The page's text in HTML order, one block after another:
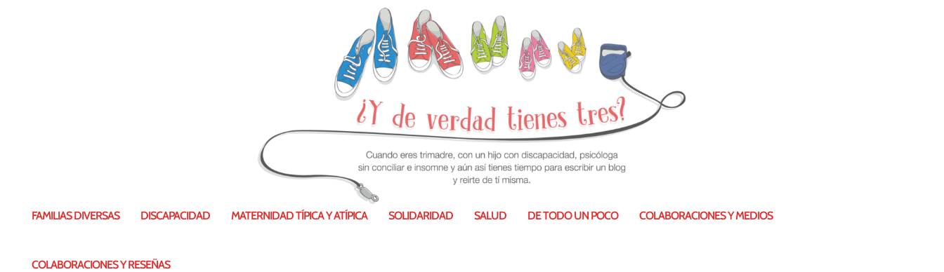
FAMILIAS DIVERSAS DISCAPACIDAD MATERNIDAD TÍPICA Y ATÍPICA SOLIDARIDAD SALUD DE TODO UN POCO COLABORACIONES Y MEDIOS
COLABORACIONES Y RESEÑAS
olimpiadas24abril15281529